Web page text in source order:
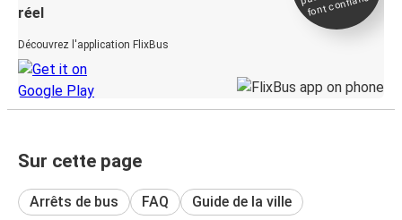
réel
Découvrez l'application FlixBus
Sur cette page
Arrêts de bus FAQ Guide de la ville